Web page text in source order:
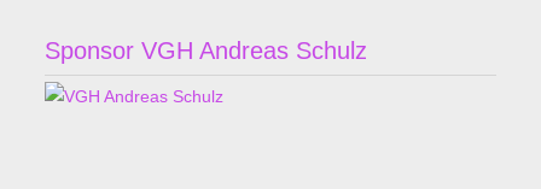
Sponsor VGH Andreas Schulz